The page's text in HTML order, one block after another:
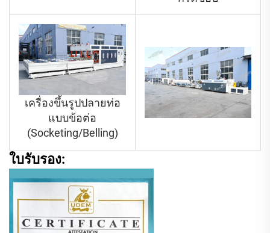
เครื่องขึ้นรูปปลายท่อ
แบบข้อต่อ
(Socketing/Belling)
ใบรับรอง: